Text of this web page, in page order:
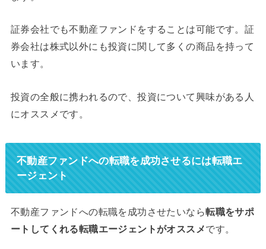
証券会社でも不動産ファンドをすることは可能です。証
券会社は株式以外にも投資に関して多くの商品を持って
います。
投資の全般に携われるので、投資について興味がある人
にオススメです。
不動産ファンドへの転職を成功させるには転職エ
ージェント
不動産ファンドへの転職を成功させたいなら転職をサポ
ートしてくれる転職エージェントがオススメです。